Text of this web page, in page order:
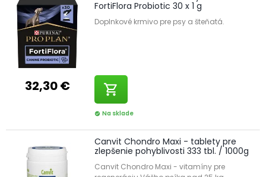
32,30 €
FortiFlora Probiotic 30 x 1 g
Doplnkové krmivo pre psy a šteňatá.
shopping_cart
check_circle Na sklade
Canvit Chondro Maxi - tablety pre
zlepšenie pohyblivosti 333 tbl. / 1000g
Canvit Chondro Maxi - vitamíny pre